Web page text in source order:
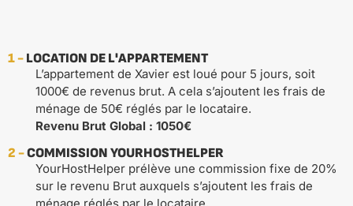
1 - LOCATION DE L'APPARTEMENT
L’appartement de Xavier est loué pour 5 jours, soit
1000€ de revenus brut. A cela s’ajoutent les frais de
ménage de 50€ réglés par le locataire.
Revenu Brut Global : 1050€
2 -COMMISSION YOURHOSTHELPER
YourHostHelper prélève une commission fixe de 20%
sur le revenu Brut auxquels s’ajoutent les frais de